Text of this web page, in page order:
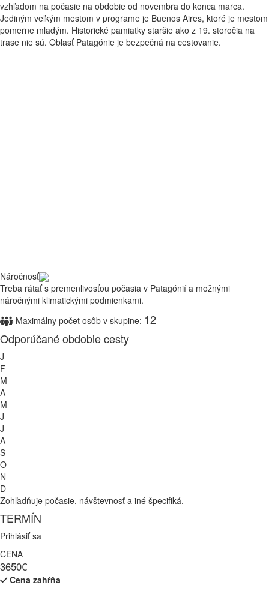
vzhľadom na počasie na obdobie od novembra do konca marca.
Jediným veľkým mestom v programe je Buenos Aires, ktoré je mestom
pomerne mladým. Historické pamiatky staršie ako z 19. storočia na
trase nie sú. Oblasť Patagónie je bezpečná na cestovanie.
Náročnosť
Treba rátať s premenlivosťou počasia v Patagónií a možnými
náročnými klimatickými podmienkami.
Maximálny počet osôb v skupine: 12
Odporúčané obdobie cesty
J
F
M
A
M
J
J
A
S
O
N
D
Zohľadňuje počasie, návštevnosť a iné špecifiká.
TERMÍN
Prihlásiť sa
CENA
3650€
Cena zahŕňa